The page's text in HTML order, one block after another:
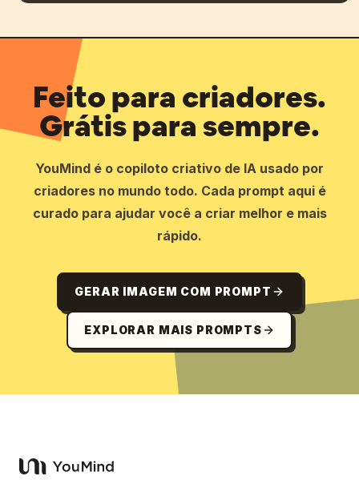
Feito para criadores.
Grátis para sempre.
YouMind é o copiloto criativo de IA usado por
criadores no mundo todo. Cada prompt aqui é
curado para ajudar você a criar melhor e mais
rápido.
GERAR IMAGEM COM PROMPT
EXPLORAR MAIS PROMPTS